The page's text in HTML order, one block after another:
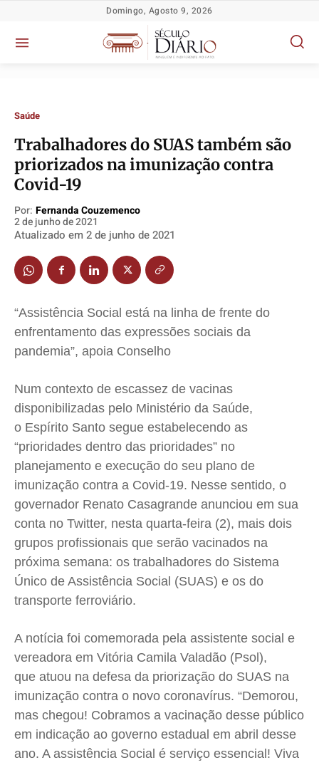
Política
Socioeconômicas
TV Século
Justiça
Segurança
Saúde
Cidades
Cultura
Colunas
Caetano Roque
Gustavo Bastos
Jr Mignone (in memorian)
Publicidade Legal
Anuncie
Contato
Anuncie
Termos de Uso
Privacidade
Política
Socioeconômicas
TV Século
Justiça
Segurança
Saúde
Cidades
Cultura
Colunas
Caetano Roque
Gustavo Bastos
Jr Mignone (in memorian)
Publicidade Legal
Anuncie
Contato
Anuncie
Termos de Uso
Privacidade
Política
Socioeconômicas
TV Século
Justiça
Segurança
Saúde
Cidades
Cultura
Colunas
Caetano Roque
Gustavo Bastos
Jr Mignone (in memorian)
Publicidade Legal
Anuncie
Contato
Anuncie
Termos de Uso
Privacidade
Política
Socioeconômicas
TV Século
Justiça
Segurança
Saúde
Cidades
Cultura
Colunas
Caetano Roque
Gustavo Bastos
Jr Mignone (in memorian)
Publicidade Legal
Anuncie
Contato
Anuncie
Termos de Uso
Privacidade
Domingo, Agosto 9, 2026
Saúde
Trabalhadores do SUAS também são
priorizados na imunização contra
Covid-19
Por: Fernanda Couzemenco
2 de junho de 2021
Atualizado em 2 de junho de 2021
“Assistência Social está na linha de frente do
enfrentamento das expressões sociais da
pandemia”, apoia Conselho
Num contexto de escassez de vacinas
disponibilizadas pelo Ministério da Saúde,
o Espírito Santo segue estabelecendo as
“prioridades dentro das prioridades” no
planejamento e execução do seu plano de
imunização contra a Covid-19. Nesse sentido, o
governador Renato Casagrande anunciou em sua
conta no Twitter, nesta quarta-feira (2), mais dois
grupos profissionais que serão vacinados na
próxima semana: os trabalhadores do Sistema
Único de Assistência Social (SUAS) e os do
transporte ferroviário.
A notícia foi comemorada pela assistente social e
vereadora em Vitória Camila Valadão (Psol),
que atuou na defesa da priorização do SUAS na
imunização contra o novo coronavírus. “Demorou,
mas chegou! Cobramos a vacinação desse público
em indicação ao governo estadual em abril desse
ano. A assistência Social é serviço essencial! Viva